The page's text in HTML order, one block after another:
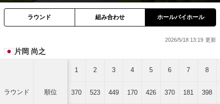
ラウンド 組み合わせ ホールバイホール
2026/5/18 13:19
片岡 尚之
ラウンド 順位
1 2 3 4 5 6 7 8
370 523 449 170 426 370 181 398